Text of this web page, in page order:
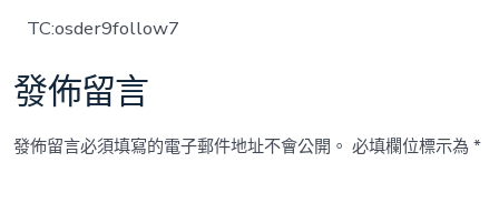
TC:osder9follow7
發佈留言
發佈留言必須填寫的電子郵件地址不會公開。 必填欄位標示為*